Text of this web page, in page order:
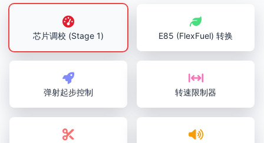
芯片调校 (Stage 1) E85 (FlexFuel) 转换
弹射起步控制 转速限制器